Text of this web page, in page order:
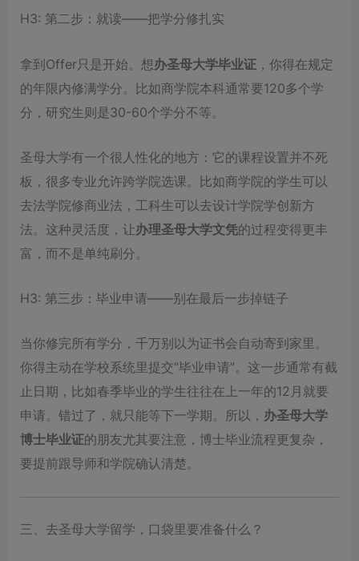
H3: 第二步：就读——把学分修扎实
拿到Offer只是开始。想办圣母大学毕业证 ，你得在规定
的年限内修满学分。比如商学院本科通常要120多个学
分，研究生则是30-60个学分不等。
圣母大学有一个很人性化的地方：它的课程设置并不死
板，很多专业允许跨学院选课。比如商学院的学生可以
去法学院修商业法，工科生可以去设计学院学创新方
法。这种灵活度，让办理圣母大学文凭的过程变得更丰
富，而不是单纯刷分。
H3: 第三步：毕业申请——别在最后一步掉链子
当你修完所有学分，千万别以为证书会自动寄到家里。
你得主动在学校系统里提交“毕业申请”。这一步通常有截
止日期，比如春季毕业的学生往往在上一年的12月就要
申请。错过了，就只能等下一学期。所以， 办圣母大学
博士毕业证的朋友尤其要注意，博士毕业流程更复杂，
要提前跟导师和学院确认清楚。
三、去圣母大学留学，口袋里要准备什么？